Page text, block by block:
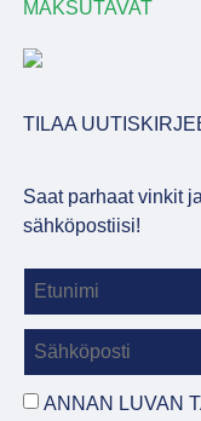
MAKSUTAVAT
TILAA
Saat parhaat vinkit
sähköpostiisi!
ANNAN LUVAN